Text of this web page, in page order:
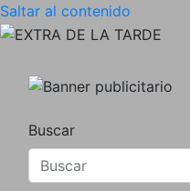
Saltar al contenido
EXTRA DE
DIARIO
Buscar